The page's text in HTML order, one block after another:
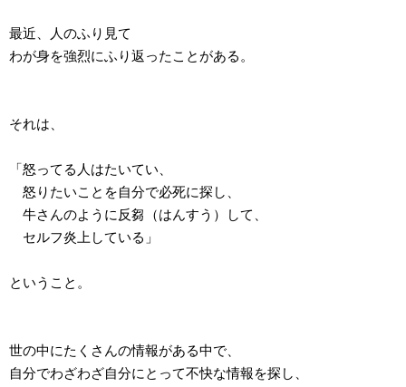
最近、人のふり見て
わが身を強烈にふり返ったことがある。
それは、
「怒ってる人はたいてい、
怒りたいことを自分で必死に探し、
牛さんのように反芻（はんすう）して、
セルフ炎上している」
ということ。
世の中にたくさんの情報がある中で、
自分でわざわざ自分にとって不快な情報を探し、